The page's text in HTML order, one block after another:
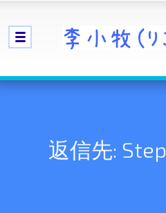
返信先: